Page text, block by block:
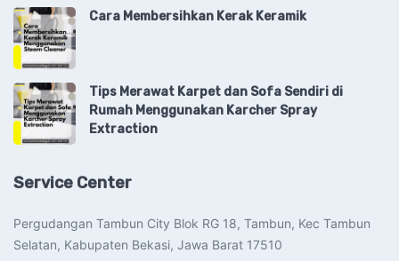
Cara Membersihkan Kerak Keramik
Tips Merawat Karpet dan Sofa Sendiri di
Rumah Menggunakan Karcher Spray
Extraction
Service Center
Pergudangan Tambun City Blok RG 18, Tambun, Kec Tambun
Selatan, Kabupaten Bekasi, Jawa Barat 17510​